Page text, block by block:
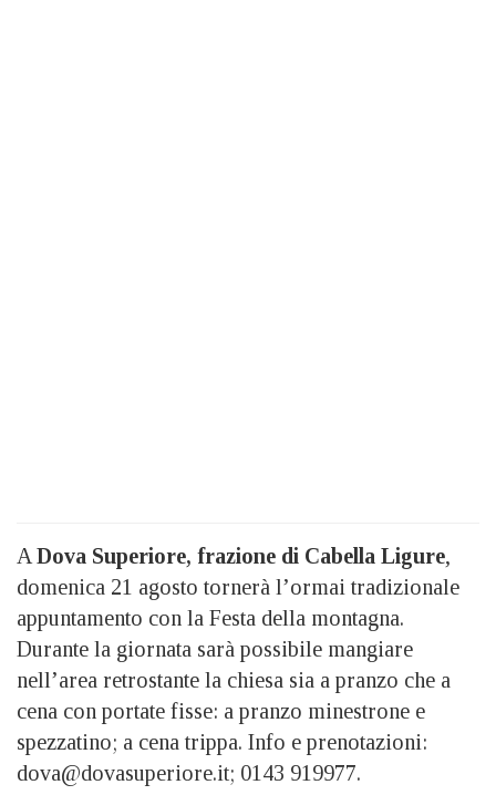
A Dova Superiore, frazione di Cabella Ligure,
domenica 21 agosto tornerà l’ormai tradizionale
appuntamento con la Festa della montagna.
Durante la giornata sarà possibile mangiare
nell’area retrostante la chiesa sia a pranzo che a
cena con portate fisse: a pranzo minestrone e
spezzatino; a cena trippa. Info e prenotazioni:
dova@dovasuperiore.it; 0143 919977.